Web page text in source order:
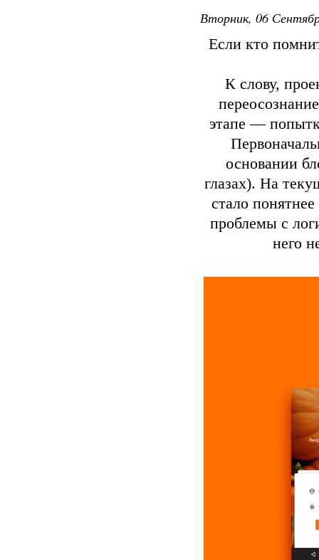
Вторник, 06
Если кто
К слову,
этапе —
основании
глазах). На
стало
проблемы с
него